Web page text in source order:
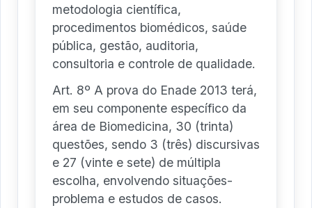
metodologia científica,
procedimentos biomédicos, saúde
pública, gestão, auditoria,
consultoria e controle de qualidade.
Art. 8º A prova do Enade 2013 terá,
em seu componente específico da
área de Biomedicina, 30 (trinta)
questões, sendo 3 (três) discursivas
e 27 (vinte e sete) de múltipla
escolha, envolvendo situações-
problema e estudos de casos.